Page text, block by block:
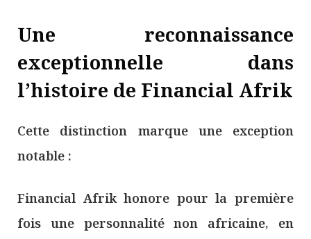
Une reconnaissance
exceptionnelle dans
l’histoire de Financial Afrik
Cette distinction marque une exception
notable :
Financial Afrik honore pour la première
fois une personnalité non africaine, en